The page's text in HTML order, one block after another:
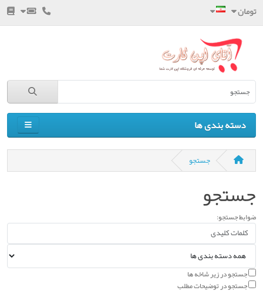
تومان
دسته بندی ها
جستجو
جستجو
ضوابط جستجو:
جستجو در زیر شاخه ها
جستجو در توضیحات مطلب